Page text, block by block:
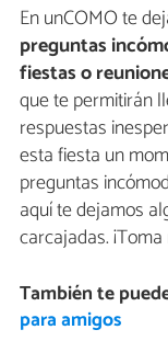
En unCOMO te
preguntas
fiestas o
que te permitirán
respuestas
esta fiesta un
preguntas
aquí te dejamos
carcajadas.
También te
para amigos